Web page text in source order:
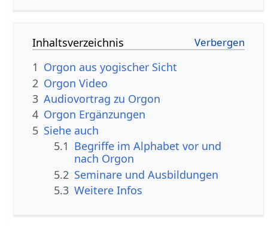
Inhaltsverzeichnis
1 Orgon aus yogischer Sicht
2 Orgon Video
3 Audiovortrag zu Orgon
4 Orgon Ergänzungen
5 Siehe auch
5.1 Begriffe im Alphabet vor und
nach Orgon
5.2 Seminare und Ausbildungen
5.3 Weitere Infos